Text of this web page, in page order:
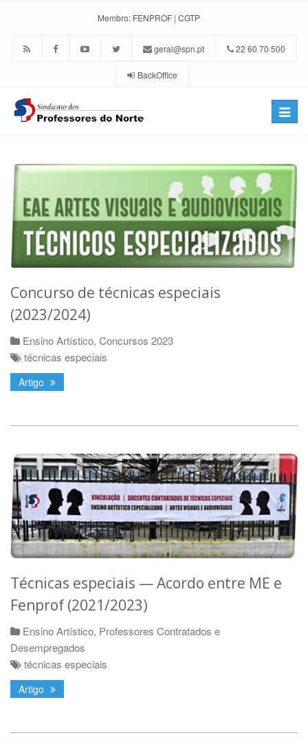
Membro: FENPROF | CGTP
geral@spn.pt 22 60 70 500
BackOffice
Toggle
Concurso de técnicas especiais
(2023/2024)
Ensino Artístico, Concursos 2023
técnicas especiais
Artigo
Técnicas especiais — Acordo entre ME e
Fenprof (2021/2023)
Ensino Artístico, Professores Contratados e
Desempregados
técnicas especiais
Artigo